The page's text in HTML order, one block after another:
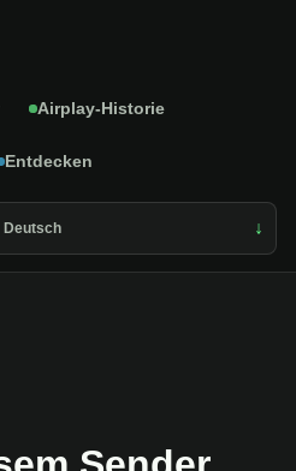
Airplay-Historie
Entdecken
Deutsch